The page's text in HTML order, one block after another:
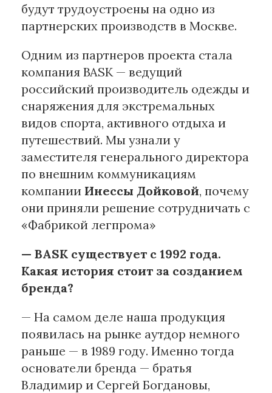
Смотрите нас в соцсетях и мессенджерах
будут трудоустроены на одно из
партнерских производств в Москве.
Одним из партнеров проекта стала
компания BASK — ведущий
российский производитель одежды и
снаряжения для экстремальных
видов спорта, активного отдыха и
путешествий. Мы узнали у
заместителя генерального директора
по внешним коммуникациям
компании Инессы Дойковой, почему
они приняли решение сотрудничать с
«Фабрикой легпрома»
— BASK существует с 1992 года.
Какая история стоит за созданием
бренда?
— На самом деле наша продукция
появилась на рынке аутдор немного
раньше — в 1989 году. Именно тогда
основатели бренда — братья
Владимир и Сергей Богдановы,